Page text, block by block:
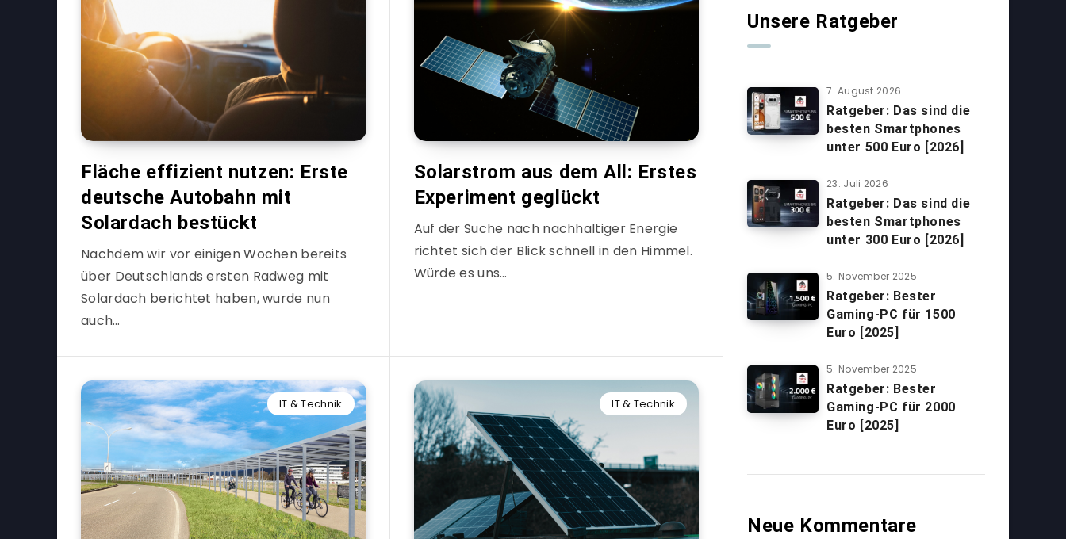
Fläche effizient nutzen: Erste
deutsche Autobahn mit
Solardach bestückt
Nachdem wir vor einigen Wochen bereits
über Deutschlands ersten Radweg mit
Solardach berichtet haben, wurde nun
auch…
Solarstrom aus dem All: Erstes
Experiment geglückt
Auf der Suche nach nachhaltiger Energie
richtet sich der Blick schnell in den Himmel.
Würde es uns…
IT & Technik IT & Technik
Unsere Ratgeber
7. August 2026
Ratgeber: Das sind die
besten Smartphones
unter 500 Euro [2026]
23. Juli 2026
Ratgeber: Das sind die
besten Smartphones
unter 300 Euro [2026]
5. November 2025
Ratgeber: Bester
Gaming-PC für 1500
Euro [2025]
5. November 2025
Ratgeber: Bester
Gaming-PC für 2000
Euro [2025]
Neue Kommentare